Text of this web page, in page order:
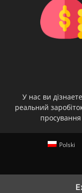
У нас ви
реальний
просування
Polski